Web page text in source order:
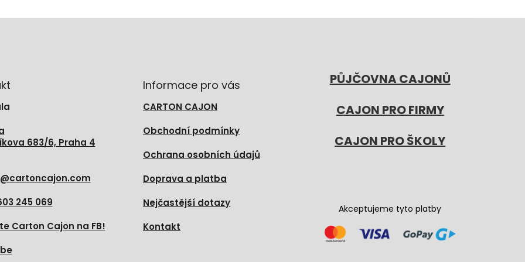
683/6, Praha 4
@cartoncajon.com
245 069
Carton Cajon na FB!
Informace pro vás
CARTON CAJON
Obchodní podmínky
Ochrana osobních údajů
Doprava a platba
Nejčastější dotazy
Kontakt
PŮJČOVNA CAJONŮ
CAJON PRO FIRMY
CAJON PRO ŠKOLY
Akceptujeme tyto platby